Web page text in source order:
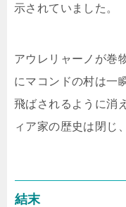
示されていました。
アウレリャーノが巻
にマコンドの村は一
飛ばされるように消
ィア家の歴史は閉じ
結末